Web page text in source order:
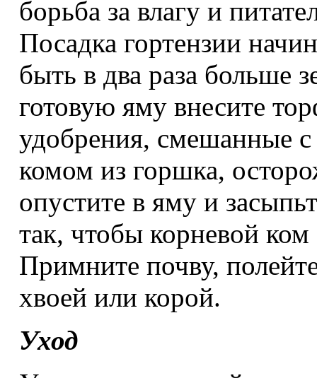
борьба за влагу и
Посадка гортензии
быть в два раза больше
готовую яму внесите
удобрения, смешанные
комом из горшка,
опустите в яму и
так, чтобы корневой ком
Примните почву,
хвоей или корой.
Уход